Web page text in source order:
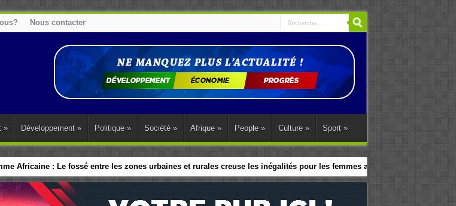
Nous contacter
et dans le monde.
» Développement » Politique » Société » Afrique » People » Culture » Sport »
Africaine : Le fossé entre les zones urbaines et rurales creuse les inégalités pour les femmes africaines